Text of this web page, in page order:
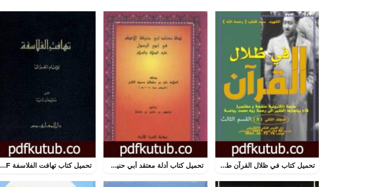
تحميل كتاب في ظلال القرآن طبعة الكترونية مختصرة – ج2: القسم الثالث PDF تأليف محمد رباعة مجانا [كامل] تحميل كتاب أدلة معتقد أبي حنيفة في أبوي الرسول عليه الصلاة والسلام PDF تأليف الملا على القاري مجانا [كامل] تحميل كتاب تهافت الفلاسفة PDF تأليف أبو حامد الغزالي مجانا [كامل]